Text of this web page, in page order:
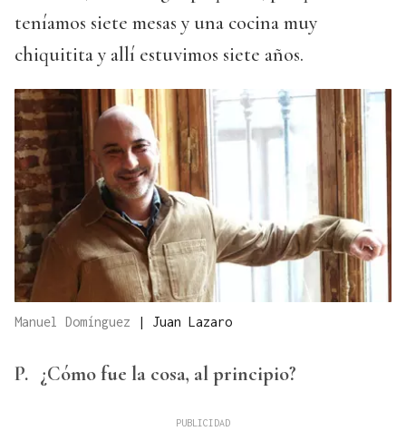
teníamos siete mesas y una cocina muy
chiquitita y allí estuvimos siete años.
Manuel Domínguez | Juan Lazaro
P. ¿Cómo fue la cosa, al principio?